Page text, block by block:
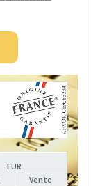
EUR
Vente